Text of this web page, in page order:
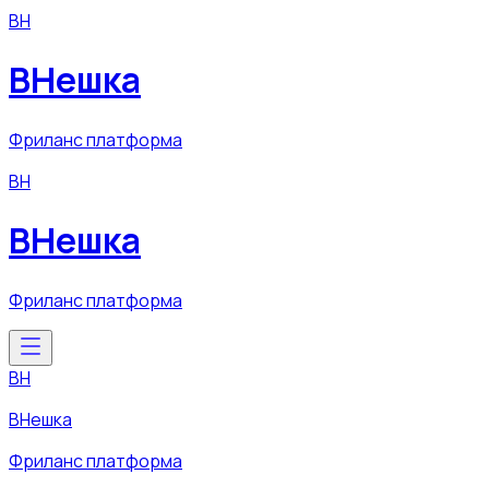
ВН
ВНешка
Фриланс платформа
ВН
ВНешка
Фриланс платформа
ВН
ВНешка
Фриланс платформа